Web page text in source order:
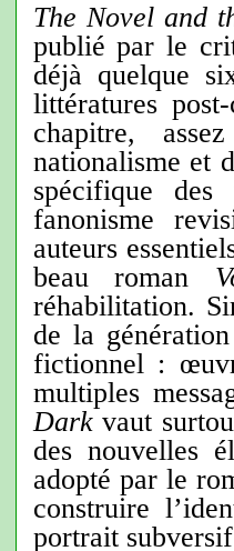
The Novel and
publié par le
déjà quelque
littératures
chapitre,
nationalisme et
spécifique
fanonisme
auteurs
beau roman
réhabilitation.
de la
fictionnel :
multiples
Darkvaut
des nouvelles
adopté par le
construire
portrait